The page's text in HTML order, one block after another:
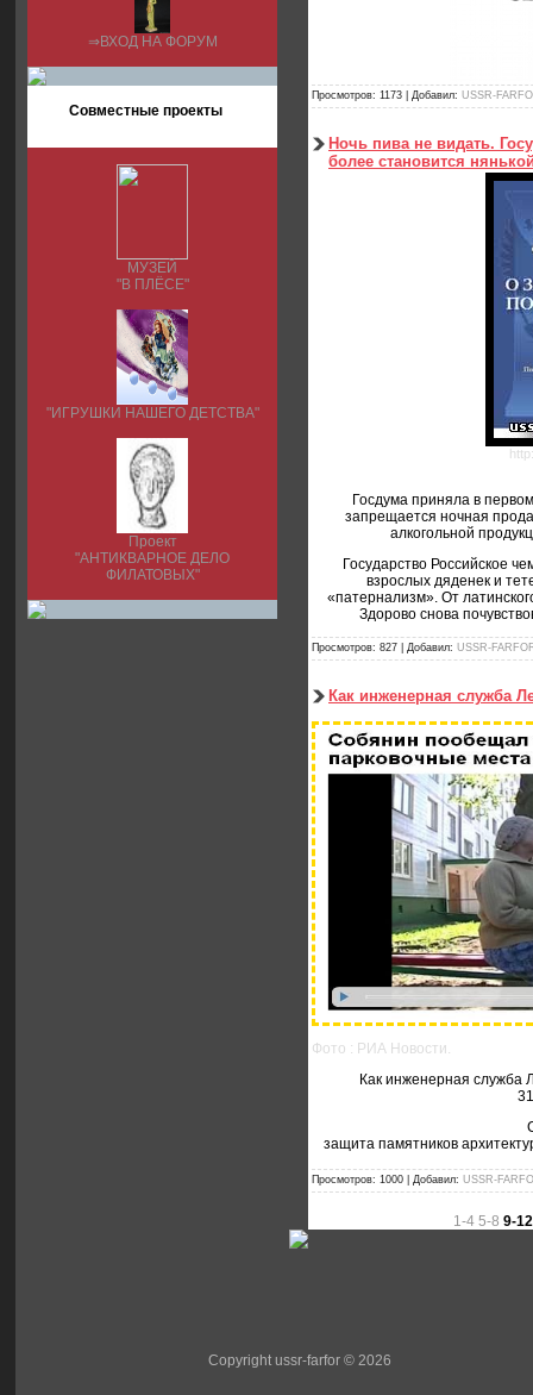
⇒ВХОД НА ФОРУМ
Совместные проекты
МУЗЕЙ
"В ПЛЁСЕ"
"ИГРУШКИ НАШЕГО ДЕТСТВА"
Проект
"АНТИКВАРНОЕ ДЕЛО
ФИЛАТОВЫХ"
Просмотров: 1173 Добавил: USSR-
Ночь пива не видать.
более становится
Госдума приняла в
запрещается ночная
алкогольной
Государство Российское
взрослых дяденек и
«патернализм». От
Здорово снова
Просмотров: 827 Добавил: USSR-
Как инженерная служба
Фото : РИА Новости.
Как инженерная служба
защита памятников
Просмотров: 1000 Добавил: USSR-
1-4 5-8 9-12
Copyright ussr-farfor © 2026